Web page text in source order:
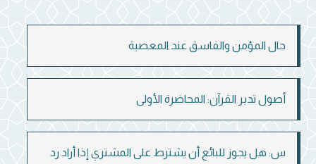
حال المؤمن والفاسق عند المعصية
أصول تدبر القرآن: المحاضرة الأولى
س: هل يجوز للبائع أن يشترط على المشتري إذا أراد رد